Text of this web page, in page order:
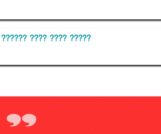
???? ???? ?????